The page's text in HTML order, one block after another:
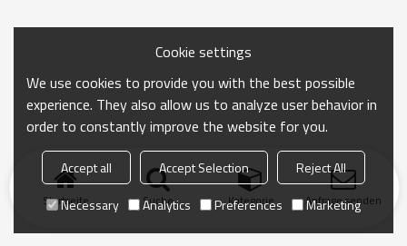
Startseite Suche Kategorie Anfrage senden
Cookie settings
We use cookies to provide you with the best possible
experience. They also allow us to analyze user behavior in
order to constantly improve the website for you.
Accept all Accept Selection
Reject All
Necessary
Analytics Preferences Marketing